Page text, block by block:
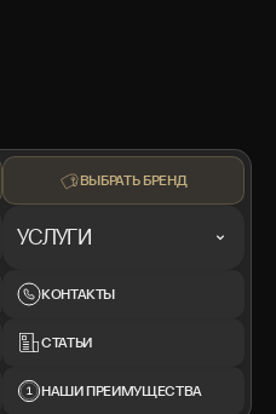
ВЫБРАТЬ БРЕНД
УСЛУГИ
КОНТАКТЫ
СТАТЬИ
НАШИ ПРЕИМУЩЕСТВА